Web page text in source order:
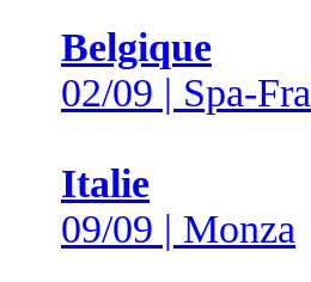
Belgique
02/09 | Spa-
Italie
09/09 | Monza